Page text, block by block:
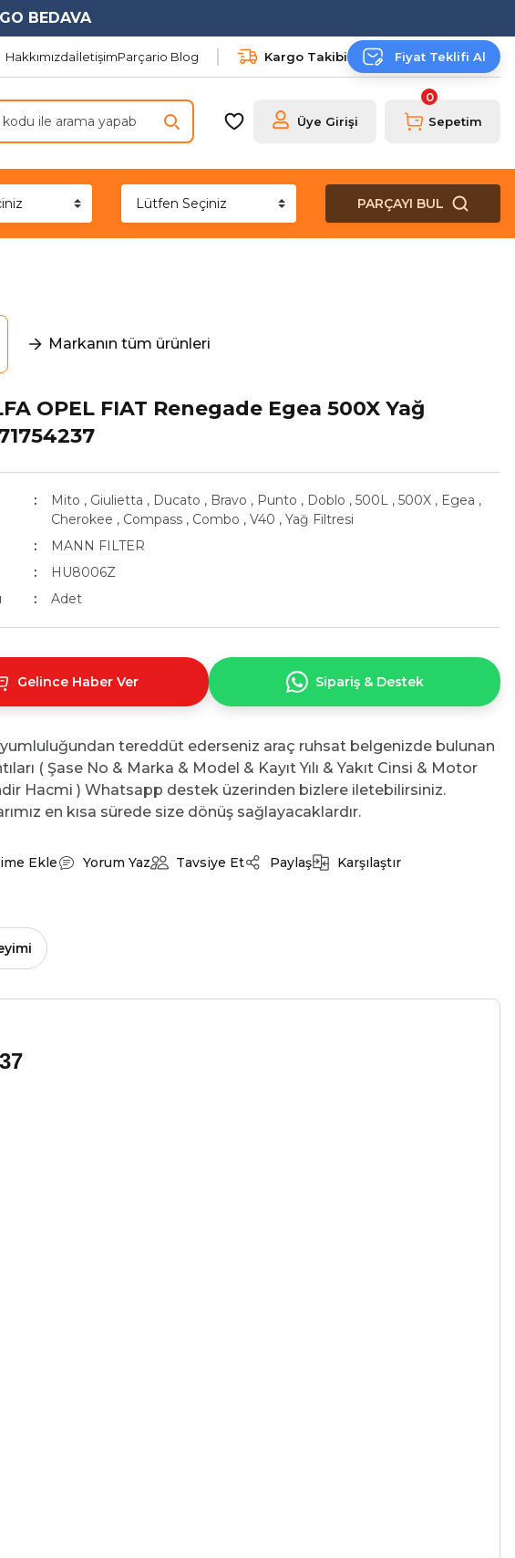
BEDAVA
HakkımızdaİletişimParçario Blog Kargo Takibi Fiyat Teklifi Al
Üye Girişi Sepetim
0
PARÇAYI BUL
Markanın tüm ürünleri
OPEL FIAT Renegade Egea 500X Yağ
Mito , Giulietta , Ducato , Bravo , Punto , Doblo , 500L , 500X , Egea ,
Cherokee , Compass , Combo , V40 , Yağ Filtresi
MANN FILTER
HU8006Z
Adet
Gelince Haber Ver Sipariş & Destek
tereddüt ederseniz araç ruhsat belgenizde bulunan
( Şase No & Marka & Model & Kayıt Yılı & Yakıt Cinsi & Motor
Hacmi ) Whatsapp destek üzerinden bizlere iletebilirsiniz.
en kısa sürede size dönüş sağlayacaklardır.
Yorum Yaz Tavsiye Et Paylaş Karşılaştır